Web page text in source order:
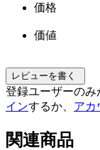
価格
価値
レビューを書く
登録ユーザーのみ
インするか、 アカ
関連商品